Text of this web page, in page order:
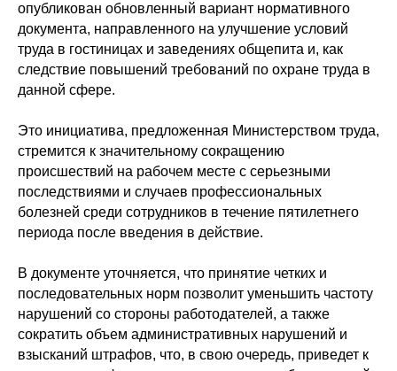
опубликован обновленный вариант нормативного
документа, направленного на улучшение условий
труда в гостиницах и заведениях общепита и, как
следствие повышений требований по охране труда в
данной сфере.
Это инициатива, предложенная Министерством труда,
стремится к значительному сокращению
происшествий на рабочем месте с серьезными
последствиями и случаев профессиональных
болезней среди сотрудников в течение пятилетнего
периода после введения в действие.
В документе уточняется, что принятие четких и
последовательных норм позволит уменьшить частоту
нарушений со стороны работодателей, а также
сократить объем административных нарушений и
взысканий штрафов, что, в свою очередь, приведет к